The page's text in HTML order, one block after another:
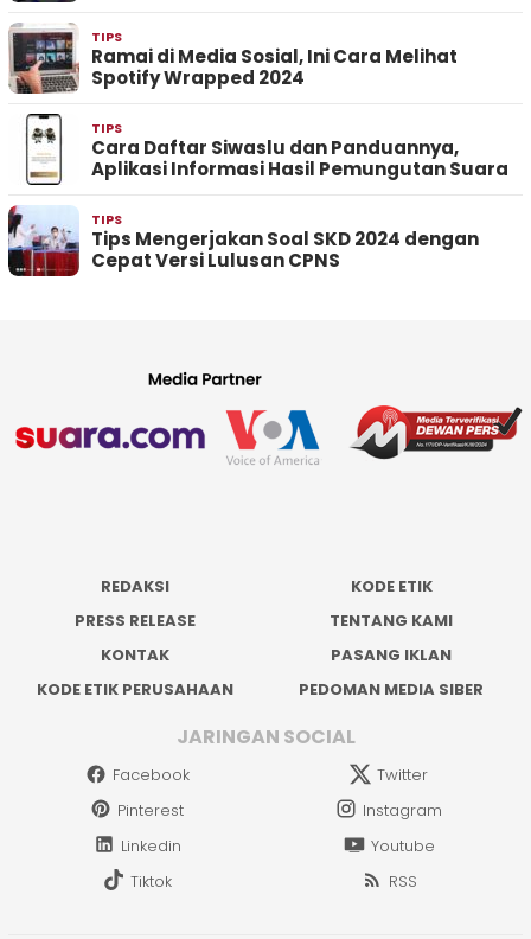
TIPS
Ramai di Media Sosial, Ini Cara Melihat
Spotify Wrapped 2024
TIPS
Cara Daftar Siwaslu dan Panduannya,
Aplikasi Informasi Hasil Pemungutan Suara
TIPS
Tips Mengerjakan Soal SKD 2024 dengan
Cepat Versi Lulusan CPNS
REDAKSI
KODE ETIK
PRESS RELEASE
TENTANG KAMI
KONTAK
PASANG IKLAN
KODE ETIK PERUSAHAAN
PEDOMAN MEDIA SIBER
JARINGAN SOCIAL
Facebook
Twitter
Pinterest
Instagram
Linkedin
Youtube
Tiktok
RSS